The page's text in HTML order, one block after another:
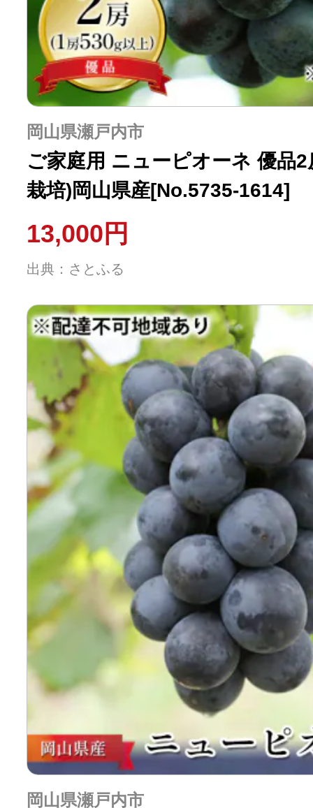
岡山県瀬戸内市
ご家庭用 ニューピオーネ 優品
栽培)岡山県産[No.5735-1614]
13,000円
出典：さとふる
岡山県瀬戸内市